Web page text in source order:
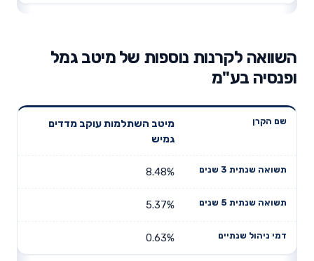
השוואה לקרנות נוספות של מיטב גמל
ופנסיה בע"מ
שנתית 3
תשואה
דמי ניהול
מיטב השתלמות עוקב מדדים
גמיש
8.48%
5.37%
0.63%